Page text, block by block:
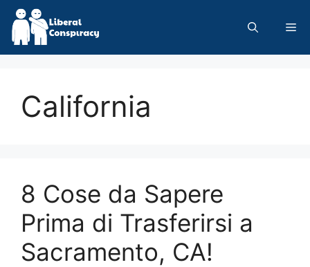
Skip
content
California
8 Cose da Sapere
Prima di Trasferirsi a
Sacramento, CA!